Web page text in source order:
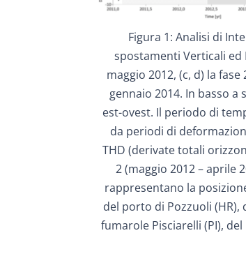
Figura 1: Analisi di
spostamenti Verticali ed
maggio 2012, (c, d) la
gennaio 2014. In basso
est-ovest. Il periodo di
da periodi di
THD (derivate totali
2 (maggio 2012 – aprile
rappresentano la
del porto di Pozzuoli (HR),
fumarole Pisciarelli (PI),